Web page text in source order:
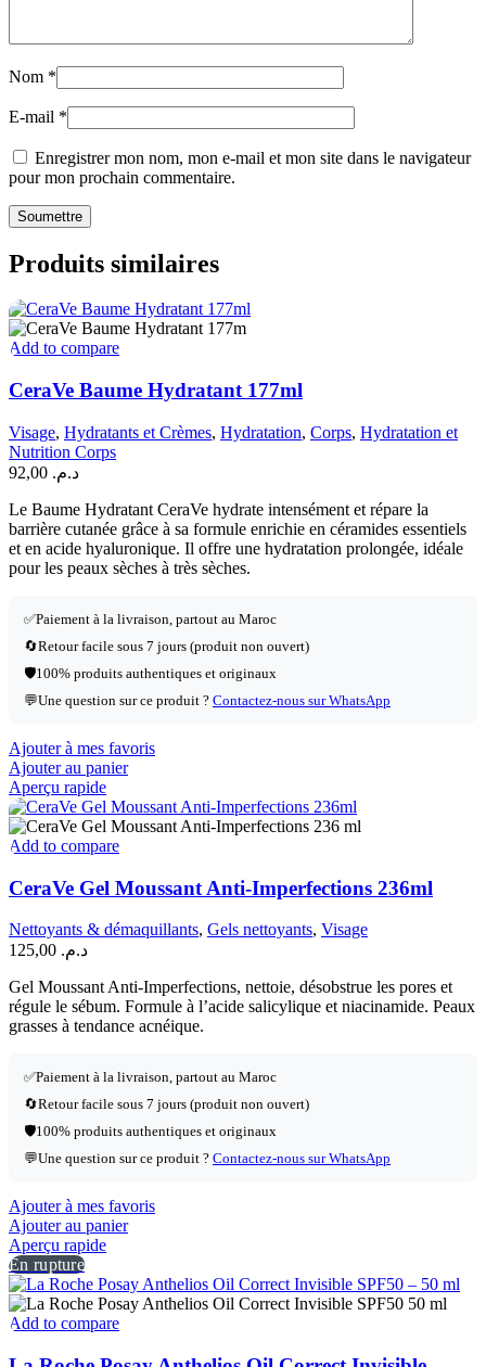
Nom *
E-mail *
Enregistrer mon nom, mon e-mail et mon site dans le navigateur
pour mon prochain commentaire.
Produits similaires
Add to compare
CeraVe Baume Hydratant 177ml
Visage, Hydratants et Crèmes, Hydratation, Corps, Hydratation et
Nutrition Corps
د.م.
Le Baume Hydratant CeraVe hydrate intensément et répare la
barrière cutanée grâce à sa formule enrichie en céramides essentiels
et en acide hyaluronique. Il offre une hydratation prolongée, idéale
pour les peaux sèches à très sèches.
✅Paiement à la livraison, partout au Maroc
🔄Retour facile sous 7 jours (produit non ouvert)
🛡️100% produits authentiques et originaux
💬Une question sur ce produit ? Contactez-nous sur WhatsApp
Ajouter à mes favoris
Ajouter au panier
Aperçu rapide
Add to compare
CeraVe Gel Moussant Anti-Imperfections 236ml
Nettoyants & démaquillants, Gels nettoyants, Visage
د.م.
Gel Moussant Anti-Imperfections, nettoie, désobstrue les pores et
régule le sébum. Formule à l’acide salicylique et niacinamide. Peaux
grasses à tendance acnéique.
✅Paiement à la livraison, partout au Maroc
🔄Retour facile sous 7 jours (produit non ouvert)
🛡️100% produits authentiques et originaux
💬Une question sur ce produit ? Contactez-nous sur WhatsApp
Ajouter à mes favoris
Ajouter au panier
Aperçu rapide
En rupture
Add to compare